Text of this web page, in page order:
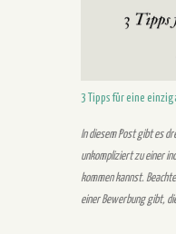
3 Tipps für eine
In diesem Post gibt es
unkompliziert zu einer
kommen kannst.
einer Bewerbung gibt,